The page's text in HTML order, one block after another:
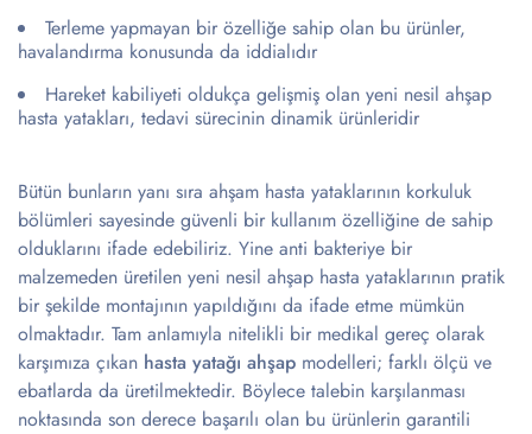
Terleme yapmayan bir özelliğe sahip olan bu ürünler,
havalandırma konusunda da iddialıdır
Hareket kabiliyeti oldukça gelişmiş olan yeni nesil ahşap
hasta yatakları, tedavi sürecinin dinamik ürünleridir
Bütün bunların yanı sıra ahşam hasta yataklarının korkuluk
bölümleri sayesinde güvenli bir kullanım özelliğine de sahip
olduklarını ifade edebiliriz. Yine anti bakteriye bir
malzemeden üretilen yeni nesil ahşap hasta yataklarının pratik
bir şekilde montajının yapıldığını da ifade etme mümkün
olmaktadır. Tam anlamıyla nitelikli bir medikal gereç olarak
karşımıza çıkan hasta yatağı ahşap modelleri; farklı ölçü ve
ebatlarda da üretilmektedir. Böylece talebin karşılanması
noktasında son derece başarılı olan bu ürünlerin garantili